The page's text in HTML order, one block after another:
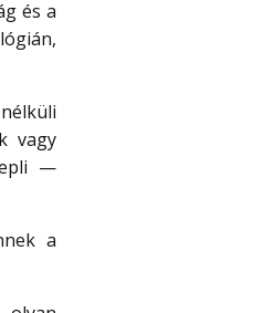
és a
vagy
—
a